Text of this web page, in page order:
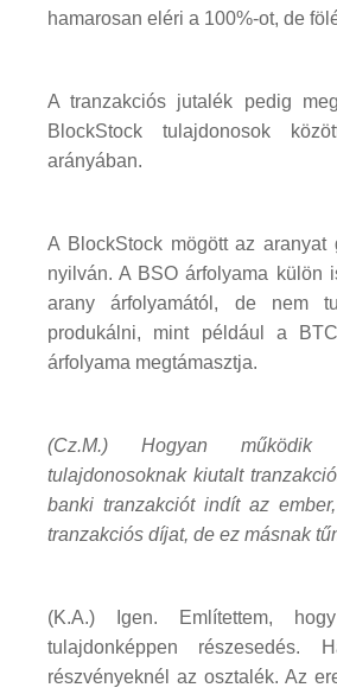
hamarosan eléri a 100%-ot, de
A tranzakciós jutalék pedig
BlockStock tulajdonosok
arányában.
A BlockStock mögött az aranyat
nyilván. A BSO árfolyama külön
arany árfolyamától, de nem
produkálni, mint például a
árfolyama megtámasztja.
(Cz.M.) Hogyan működik
tulajdonosoknak kiutalt
banki tranzakciót indít az
tranzakciós díjat, de ez másnak
(K.A.) Igen. Említettem,
tulajdonképpen részesedés.
részvényeknél az osztalék. Az